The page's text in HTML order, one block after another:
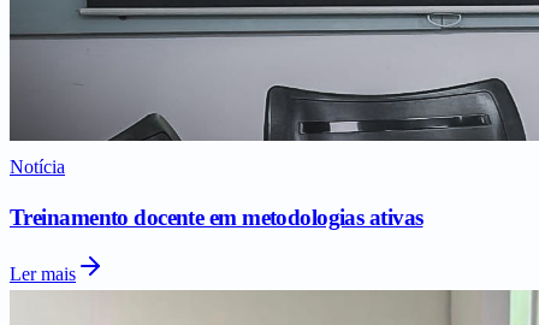
Notícia
Treinamento docente em metodologias ativas
Ler mais